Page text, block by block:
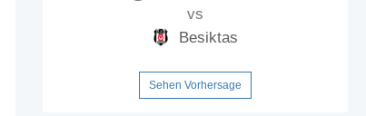
vs
Besiktas
Sehen Vorhersage